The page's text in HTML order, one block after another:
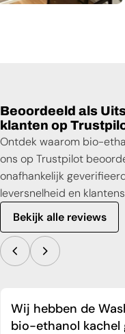
Beoordeeld als
klanten op
Ontdek waarom bio-
ons op Trustpilot
onafhankelijk
leversnelheid en
Bekijk alle reviews
Wij hebben de
bio-ethanol kachel